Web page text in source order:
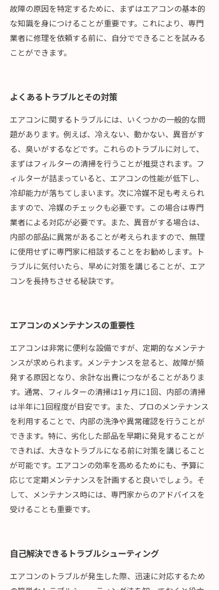
故障の原因を特定するために、まずはエアコンの基本的
な知識を身につけることが重要です。これにより、専門
業者に修理を依頼する前に、自分でできることを試みる
ことができます。
よくあるトラブルとその対策
エアコンに関するトラブルには、いくつかの一般的な問
題があります。例えば、冷えない、動かない、異音がす
る、臭いがするなどです。これらのトラブルに対して、
まずはフィルターの清掃を行うことが推奨されます。フ
ィルターが詰まっていると、エアコンの性能が低下し、
冷却能力が落ちてしまいます。次に冷媒不足も考えられ
ますので、冷媒のチェックも必要です。この場合は専門
業者による対応が必要です。また、異音がする場合は、
内部の部品に異常があることが考えられますので、無理
に使用せずに専門家に相談することをお勧めします。ト
ラブルに気付いたら、早めに対策を講じることが、エア
コンを長持ちさせる秘訣です。
エアコンのメンテナンスの重要性
エアコンは非常に便利な設備ですが、定期的なメンテナ
ンスが求められます。メンテナンスを怠ると、故障が頻
発する原因となり、余計な出費につながることがありま
す。通常、フィルターの清掃は1ヶ月に1回、内部の清掃
は半年に1回程度が目安です。また、プロのメンテナンス
を利用することで、内部の洗浄や異常確認を行うことが
できます。特に、劣化した部品を早期に発見することが
できれば、大きなトラブルになる前に対策を講じること
が可能です。エアコンの効率を高めるためにも、予算に
応じて定期メンテナンスを計画すると良いでしょう。そ
して、メンテナンス時には、専門家からのアドバイスを
受けることも重要です。
自己解決できるトラブルシューティング
エアコンのトラブルが発生した際、迅速に対応するため